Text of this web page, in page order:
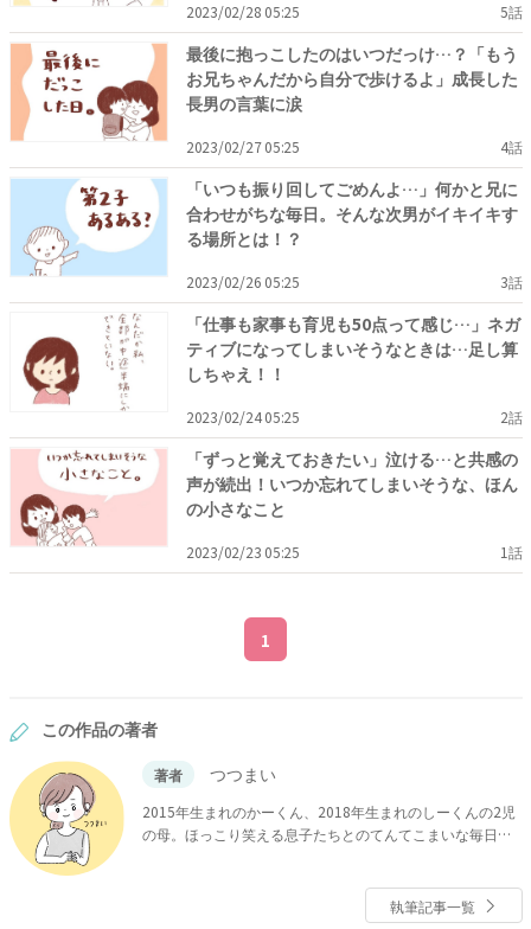
2023/02/28 05:25 5話
最後に抱っこしたのはいつだっけ…？「もう
お兄ちゃんだから自分で歩けるよ」成長した
長男の言葉に涙
2023/02/27 05:25 4話
「いつも振り回してごめんよ…」何かと兄に
合わせがちな毎日。そんな次男がイキイキす
る場所とは！？
2023/02/26 05:25 3話
「仕事も家事も育児も50点って感じ…」ネガ
ティブになってしまいそうなときは…足し算
しちゃえ！！
2023/02/24 05:25 2話
「ずっと覚えておきたい」泣ける…と共感の
声が続出！いつか忘れてしまいそうな、ほん
の小さなこと
2023/02/23 05:25 1話
1
この作品の著者
著者 つつまい
2015年生まれのかーくん、2018年生まれのしーくんの2児
の母。ほっこり笑える息子たちとのてんてこまいな毎日
執筆記事一覧